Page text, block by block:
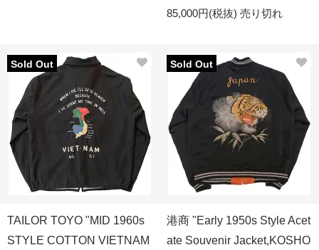
85,000円(税抜) 売り切れ
Sold Out
TAILOR TOYO "MID 1960s
STYLE COTTON VIETNAM
Sold Out
港商 "Early 1950s Style Acet
ate Souvenir Jacket,KOSHO